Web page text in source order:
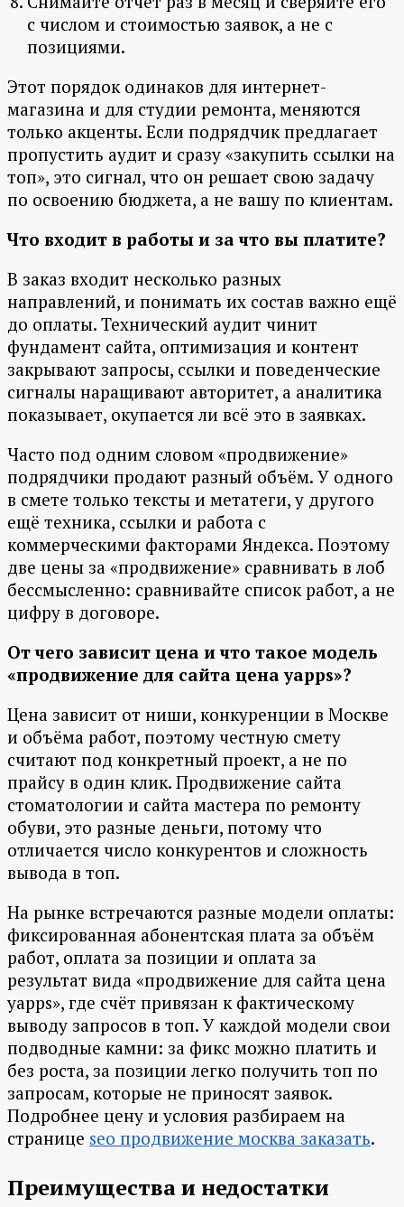
с числом и стоимостью заявок, а не с
позициями.
Этот порядок одинаков для интернет-
магазина и для студии ремонта, меняются
только акценты. Если подрядчик предлагает
пропустить аудит и сразу «закупить ссылки на
топ», это сигнал, что он решает свою задачу
по освоению бюджета, а не вашу по клиентам.
Что входит в работы и за что вы платите?
В заказ входит несколько разных
направлений, и понимать их состав важно ещё
до оплаты. Технический аудит чинит
фундамент сайта, оптимизация и контент
закрывают запросы, ссылки и поведенческие
сигналы наращивают авторитет, а аналитика
показывает, окупается ли всё это в заявках.
Часто под одним словом «продвижение»
подрядчики продают разный объём. У одного
в смете только тексты и метатеги, у другого
ещё техника, ссылки и работа с
коммерческими факторами Яндекса. Поэтому
две цены за «продвижение» сравнивать в лоб
бессмысленно: сравнивайте список работ, а не
цифру в договоре.
От чего зависит цена и что такое модель
«продвижение для сайта цена yapps»?
Цена зависит от ниши, конкуренции в Москве
и объёма работ, поэтому честную смету
считают под конкретный проект, а не по
прайсу в один клик. Продвижение сайта
стоматологии и сайта мастера по ремонту
обуви, это разные деньги, потому что
отличается число конкурентов и сложность
вывода в топ.
На рынке встречаются разные модели оплаты:
фиксированная абонентская плата за объём
работ, оплата за позиции и оплата за
результат вида «продвижение для сайта цена
yapps», где счёт привязан к фактическому
выводу запросов в топ. У каждой модели свои
подводные камни: за фикс можно платить и
без роста, за позиции легко получить топ по
запросам, которые не приносят заявок.
Подробнее цену и условия разбираем на
странице seo продвижение москва заказать.
Преимущества и недостатки